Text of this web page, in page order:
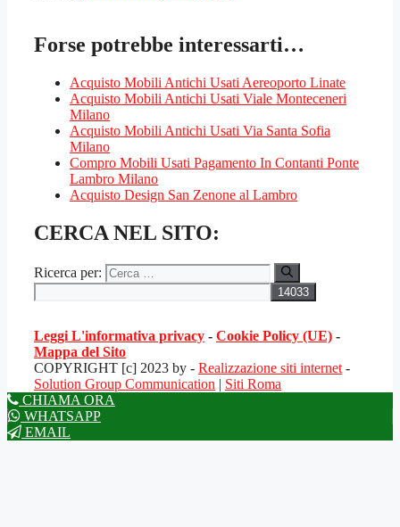
Forse potrebbe interessarti…
Acquisto Mobili Antichi Usati Aereoporto Linate
Acquisto Mobili Antichi Usati Viale Monteceneri
Milano
Acquisto Mobili Antichi Usati Via Santa Sofia
Milano
Compro Mobili Usati Pagamento In Contanti Ponte
Lambro Milano
Acquisto Design San Zenone al Lambro
CERCA NEL SITO:
Ricerca per:
Leggi L'informativa privacy - Cookie Policy (UE) -
Mappa del Sito
COPYRIGHT [c] 2023 by - Realizzazione siti internet -
Solution Group Communication | Siti Roma
CHIAMA ORA
WHATSAPP
EMAIL